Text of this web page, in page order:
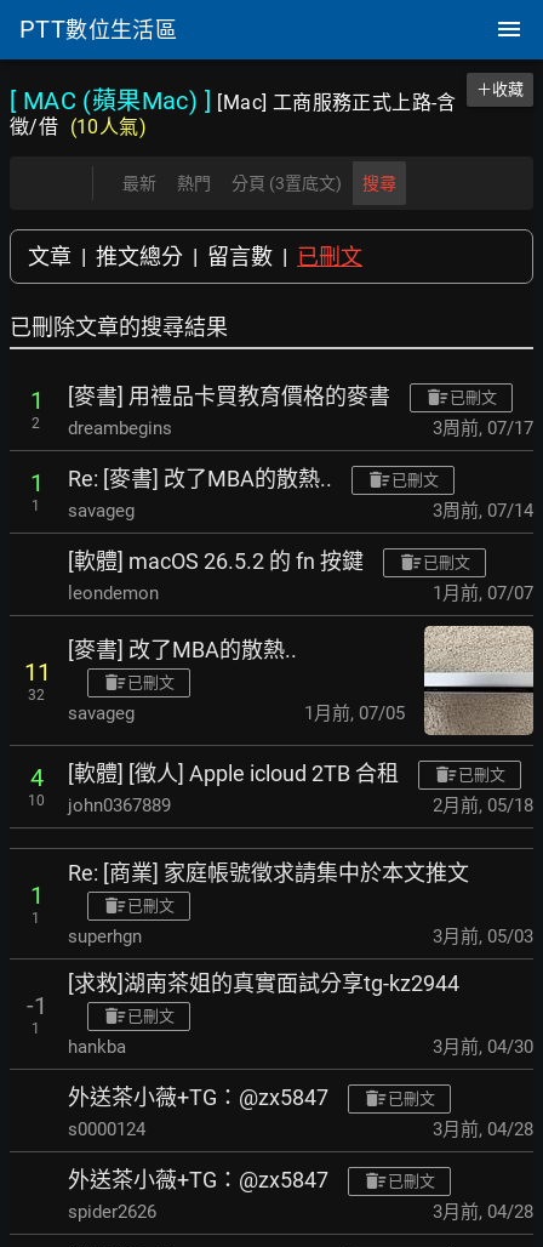
PTT數位生活區
[ MAC (蘋果Mac) ] [Mac] 工商服務正式上路-含
徵/借 (10人氣)
＋收藏
最新 熱門 分頁 (3置底文) 搜尋
文章 | 推文總分 | 留言數 | 已刪文
已刪除文章的搜尋結果
1
2
[麥書] 用禮品卡買教育價格的麥書 已刪文
dreambegins 3周前, 07/17
1
1
Re: [麥書] 改了MBA的散熱.. 已刪文
savageg 3周前, 07/14
[軟體] macOS 26.5.2 的 fn 按鍵 已刪文
leondemon 1月前, 07/07
11
32
[麥書] 改了MBA的散熱..
已刪文
savageg 1月前, 07/05
4
10
[軟體] [徵人] Apple icloud 2TB 合租 已刪文
john0367889 2月前, 05/18
1
1
Re: [商業] 家庭帳號徵求請集中於本文推文
已刪文
superhgn 3月前, 05/03
-1
1
[求救]湖南茶姐的真實面試分享tg-kz2944
已刪文
hankba 3月前, 04/30
外送茶小薇+TG：@zx5847 已刪文
s0000124 3月前, 04/28
外送茶小薇+TG：@zx5847 已刪文
spider2626 3月前, 04/28